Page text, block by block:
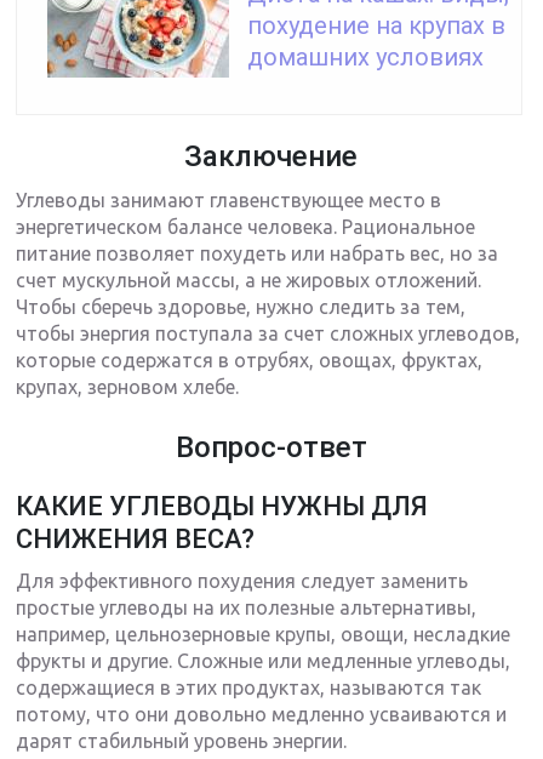
похудение на крупах в
домашних условиях
Заключение
Углеводы занимают главенствующее место в
энергетическом балансе человека. Рациональное
питание позволяет похудеть или набрать вес, но за
счет мускульной массы, а не жировых отложений.
Чтобы сберечь здоровье, нужно следить за тем,
чтобы энергия поступала за счет сложных углеводов,
которые содержатся в отрубях, овощах, фруктах,
крупах, зерновом хлебе.
Вопрос-ответ
КАКИЕ УГЛЕВОДЫ НУЖНЫ ДЛЯ
СНИЖЕНИЯ ВЕСА?
Для эффективного похудения следует заменить
простые углеводы на их полезные альтернативы,
например, цельнозерновые крупы, овощи, несладкие
фрукты и другие. Сложные или медленные углеводы,
содержащиеся в этих продуктах, называются так
потому, что они довольно медленно усваиваются и
дарят стабильный уровень энергии.